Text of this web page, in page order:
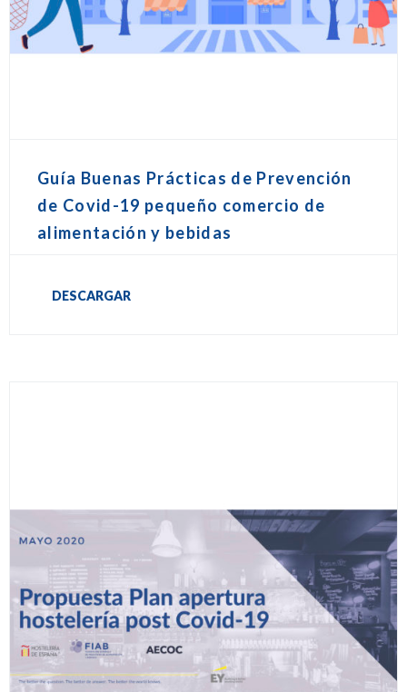
Guía Buenas Prácticas de Prevención
de Covid-19 pequeño comercio de
alimentación y bebidas
DESCARGAR